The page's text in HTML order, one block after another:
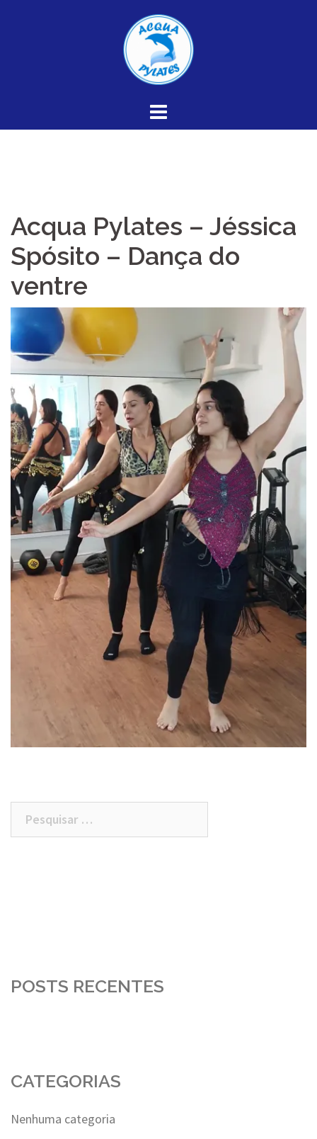
Acqua Pylates – Jéssica
Spósito – Dança do
ventre
Pesquisar
por:
POSTS RECENTES
CATEGORIAS
Nenhuma categoria